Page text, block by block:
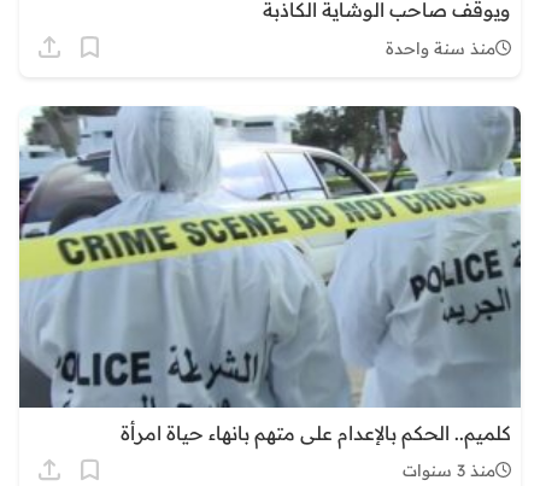
ويوقف صاحب الوشاية الكاذبة
منذ سنة واحدة
كلميم.. الحكم بالإعدام على متهم بانهاء حياة امرأة
منذ 3 سنوات